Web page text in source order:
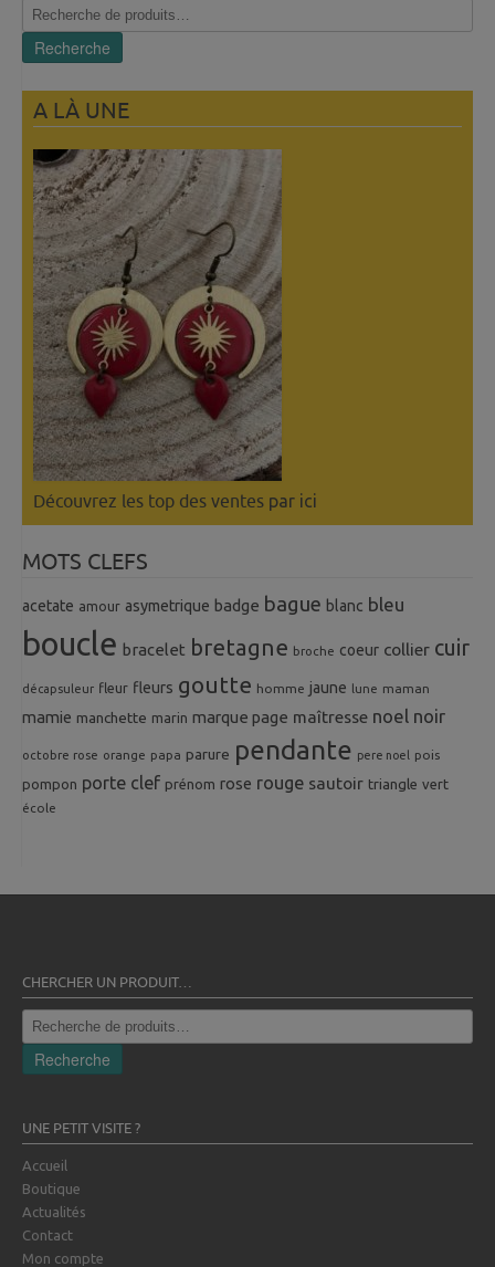
Recherche
pour :
Recherche
A LÀ UNE
Découvrez les top des ventes par ici
MOTS CLEFS
acetate amour asymetrique badge bague blanc bleu
boucle bracelet bretagne broche coeur collier cuir
décapsuleur fleur fleurs goutte homme jaune lune maman
mamie manchette marin marque page maîtresse noel noir
octobre rose orange papa parure pendante pere noel pois
pompon porte clef prénom rose rouge sautoir triangle vert
école
CHERCHER UN PRODUIT…
Recherche
pour :
Recherche
UNE PETIT VISITE ?
Accueil
Boutique
Actualités
Contact
Mon compte